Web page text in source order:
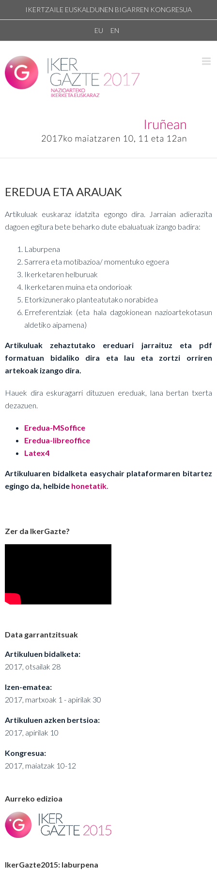
IKERTZAILE EUSKALDUNEN BIGARREN KONGRESUA
EU EN
EREDUA ETA ARAUAK
Artikuluak euskaraz idatzita egongo dira. Jarraian adierazita
dagoen egitura bete beharko dute ebaluatuak izango badira:
Laburpena
Sarrera eta motibazioa/ momentuko egoera
Ikerketaren helburuak
Ikerketaren muina eta ondorioak
Etorkizunerako planteatutako norabidea
Erreferentziak (eta hala dagokionean nazioartekotasun
aldetiko aipamena)
Artikuluak zehaztutako ereduari jarraituz eta pdf
formatuan bidaliko dira eta lau eta zortzi orriren
artekoak izango dira.
Hauek dira eskuragarri dituzuen ereduak, lana bertan txerta
dezazuen.
Eredua-MSoffice
Eredua-libreoffice
Latex4
Artikuluaren bidalketa easychair plataformaren bitartez
egingo da, helbide honetatik.
Zer da IkerGazte?
Data garrantzitsuak
Artikuluen bidalketa:
2017, otsailak 28
Izen-ematea:
2017, martxoak 1 - apirilak 30
Artikuluen azken bertsioa:
2017, apirilak 10
Kongresua:
2017, maiatzak 10-12
Aurreko edizioa
IkerGazte2015: laburpena